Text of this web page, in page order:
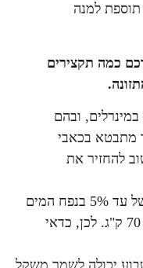
למנה
כמה תקצירים
ובהם
מתבטא בכאבי
להחזיר את
*תפריט עשיר במלח מוביל לעלייה של עד 5% בנפח המים
שבגוף, או עד 3.5 ק"ג לאדם השוקל 70 ק"ג. לכן, כדאי